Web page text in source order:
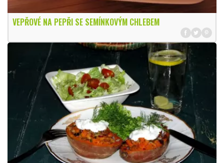
VEPŘOVÉ NA PEPŘI SE SEMÍNKOVÝM CHLEBEM